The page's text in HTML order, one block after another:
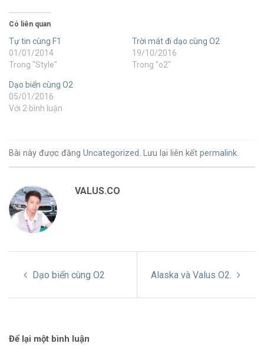
Có liên quan
Tự tin cùng F1
01/01/2014
Trong "Style"
Trời mát đi dạo cùng O2
19/10/2016
Trong "o2"
Dạo biển cùng O2
05/01/2016
Với 2 bình luận
Bài này được đăng Uncategorized. Lưu lại liên kết permalink.
VALUS.CO
Dạo biển cùng O2 Alaska và Valus O2.
Để lại một bình luận